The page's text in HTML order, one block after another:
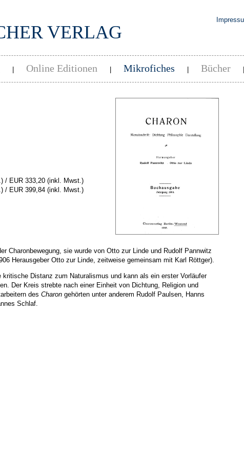
VERLAG
Online Editionen Mikrofiches Bücher
/ EUR 333,20 (inkl. Mwst.)
/ EUR 399,84 (inkl. Mwst.)
Charonbewegung, sie wurde von Otto zur Linde und Rudolf Pannwitz
Herausgeber Otto zur Linde, zeitweise gemeinsam mit Karl Röttger).
kritische Distanz zum Naturalismus und kann als ein erster Vorläufer
Der Kreis strebte nach einer Einheit von Dichtung, Religion und
des Charon gehörten unter anderem Rudolf Paulsen, Hanns
Schlaf.